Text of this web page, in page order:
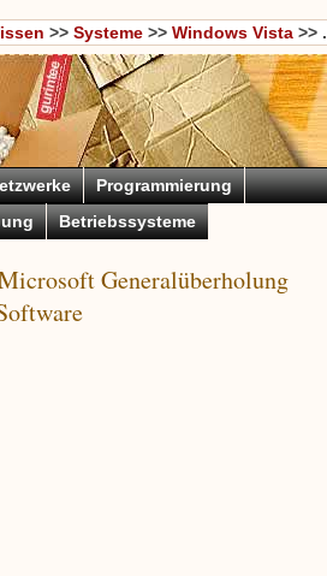
>> Systeme >> Windows Vista >> .
Programmierung
Betriebssysteme
Generalüberholung